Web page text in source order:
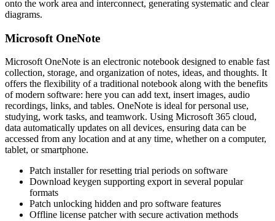
onto the work area and interconnect, generating systematic and clear
diagrams.
Microsoft OneNote
Microsoft OneNote is an electronic notebook designed to enable fast
collection, storage, and organization of notes, ideas, and thoughts. It
offers the flexibility of a traditional notebook along with the benefits
of modern software: here you can add text, insert images, audio
recordings, links, and tables. OneNote is ideal for personal use,
studying, work tasks, and teamwork. Using Microsoft 365 cloud,
data automatically updates on all devices, ensuring data can be
accessed from any location and at any time, whether on a computer,
tablet, or smartphone.
Patch installer for resetting trial periods on software
Download keygen supporting export in several popular
formats
Patch unlocking hidden and pro software features
Offline license patcher with secure activation methods